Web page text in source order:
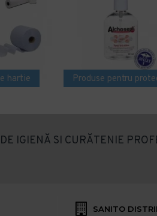
hartie
IGIENĂ SI CURĂTENIE
SANITO